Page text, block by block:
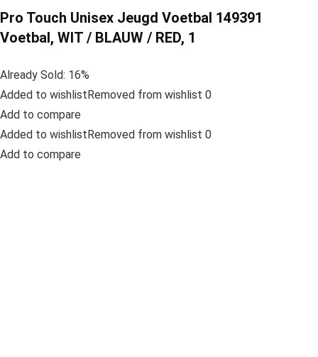
Pro Touch Unisex Jeugd Voetbal 149391
Voetbal, WIT / BLAUW / RED, 1
Already Sold: 16%
Added to wishlistRemoved from wishlist 0
Add to compare
Added to wishlistRemoved from wishlist 0
Add to compare